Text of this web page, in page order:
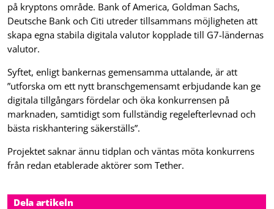
Dela artikeln
på kryptons område. Bank of America, Goldman Sachs,
Deutsche Bank och Citi utreder tillsammans möjligheten att
skapa egna stabila digitala valutor kopplade till G7-ländernas
valutor.
Syftet, enligt bankernas gemensamma uttalande, är att
”utforska om ett nytt branschgemensamt erbjudande kan ge
digitala tillgångars fördelar och öka konkurrensen på
marknaden, samtidigt som fullständig regelefterlevnad och
bästa riskhantering säkerställs”.
Projektet saknar ännu tidplan och väntas möta konkurrens
från redan etablerade aktörer som Tether.